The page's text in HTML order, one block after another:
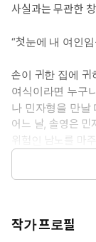
사실과는 무관한
“첫눈에 내 여인
손이 귀한 집에
여식이라면 누구
나 민자형을 만날
어느 날, 솔영은
위험인 남노를 마
못 하는 거대한 덩
니, 솔영은 자꾸만
작가 프로필